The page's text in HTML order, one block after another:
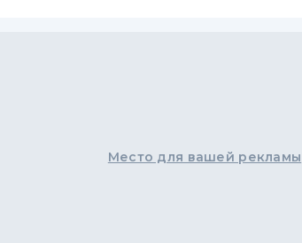
Место для вашей рекламы